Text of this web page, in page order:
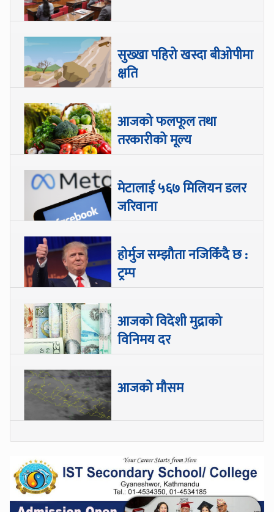
सुख्खा पहिरो खस्दा बीओपीमा
क्षति
आजको फलफूल तथा
तरकारीको मूल्य
मेटालाई ५६७ मिलियन डलर
जरिवाना
होर्मुज सम्झौता नजिकिँदै छ :
ट्रम्प
आजको विदेशी मुद्राको
विनिमय दर
आजको मौसम